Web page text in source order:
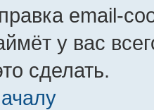
email-
у вас
сделать.